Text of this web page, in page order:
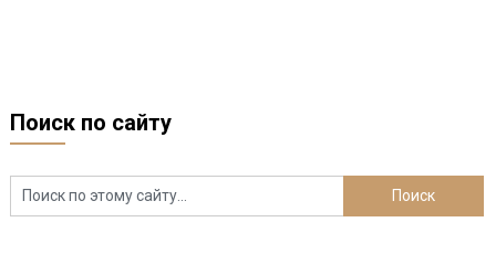
Поиск по сайту